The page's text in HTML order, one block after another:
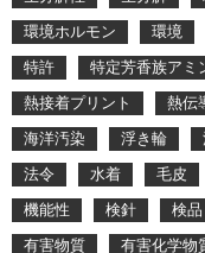
環境ホルモン
環境
特許
特定芳香族アミ
熱接着プリント
熱伝
海洋汚染
浮き輪
法令
水着 毛皮
機能性
検針 検品
有害物質
有害化学物